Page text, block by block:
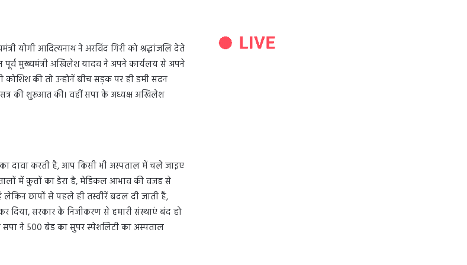
योगी आदित्यनाथ ने अरविंद गिरी को श्रद्धांजलि देते
पूर्व मुख्यमंत्री अखिलेश यादव ने अपने कार्यलय से अपने
की तो उन्होनें बीच सड़क पर ही डमी सदन
की शुरूआत की। वहीं सपा के अध्यक्ष अखिलेश
दावा करती है, आप किसी भी अस्पताल में चले जाइए
में कुत्तों का डेरा है, मेडिकल आभाव की वजह से
लेकिन छापों से पहले ही तस्वीरें बदल दी जाती हैं,
दिया, सरकार के निजीकरण से हमारी संस्थाएं बंद हो
ने 500 बेड का सुपर स्पेशलिटी का अस्पताल